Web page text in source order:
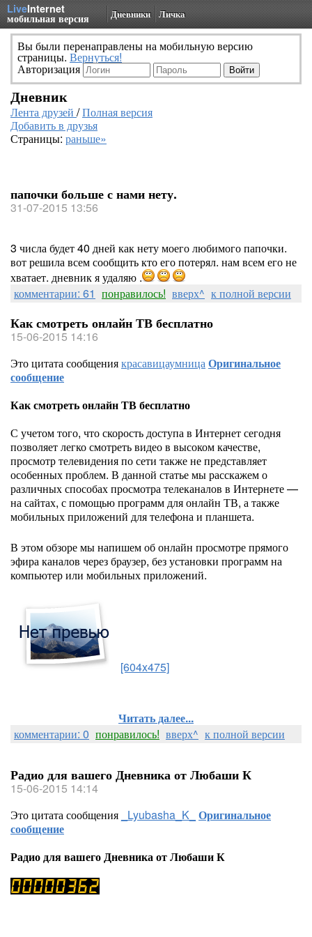
LiveInternet
мобильная версия Дневники Личка
Вы были перенаправлены на мобильную версию
страницы. Вернуться!
Авторизация
Дневник
Лента друзей /Полная версия
Добавить в друзья
Страницы: раньше»
папочки больше с нами нету.
31-07-2015 13:56
3 числа будет 40 дней как нету моего любимого папочки.
вот решила всем сообщить кто его потерял. нам всем его не
хватает. дневник я удаляю .
комментарии: 61 понравилось! вверх^ к полной версии
Как смотреть онлайн ТВ бесплатно
15-06-2015 14:16
Это цитата сообщениякрасавицаумницаОригинальное
сообщение
Как смотреть онлайн ТВ бесплатно
С учетом того, что скорость доступа в Интернет сегодня
позволяет легко смотреть видео в высоком качестве,
просмотр телевидения по сети также не представляет
особенных проблем. В данной статье мы расскажем о
различных способах просмотра телеканалов в Интернете —
на сайтах, с помощью программ для онлайн ТВ, а также
мобильных приложений для телефона и планшета.
В этом обзоре мы напишем об онлайн просмотре прямого
эфира каналов через браузер, без установки программ на
компьютер или мобильных приложений.
[604x475]
Читать далее...
комментарии: 0 понравилось! вверх^ к полной версии
Радио для вашего Дневника от Любаши К
15-06-2015 14:14
Это цитата сообщения
_Lyubasha_K_ Оригинальное
сообщение
Радио для вашего Дневника от Любаши К